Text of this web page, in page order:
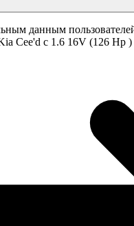
данным
Cee'd с 1.6 16V (126 Hp )